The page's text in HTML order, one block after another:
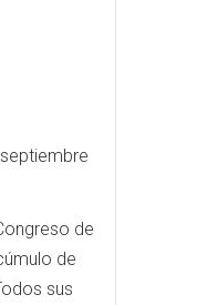
de
de
sus